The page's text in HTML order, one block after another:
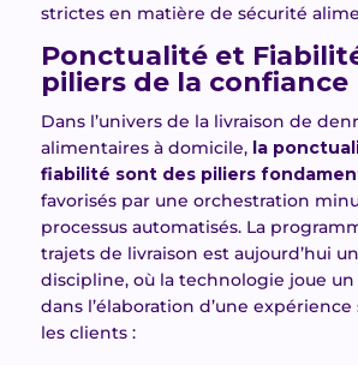
strictes en matière de sécurité
Ponctualité et
piliers de la confiance
Dans l’univers de la livraison de
alimentaires à domicile, la
fiabilité sont des piliers
favorisés par une orchestration
processus automatisés. La
trajets de livraison est aujourd’hui
discipline, où la technologie joue un
dans l’élaboration d’une
les clients :